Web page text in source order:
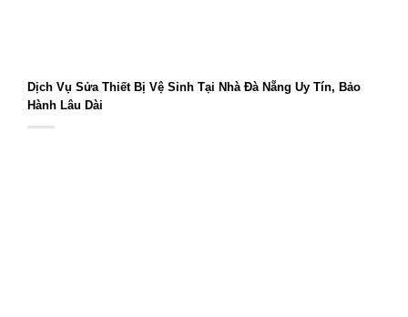
Dịch Vụ Sửa Thiết Bị Vệ Sinh Tại Nhà Đà Nẵng Uy Tín, Bảo
Hành Lâu Dài